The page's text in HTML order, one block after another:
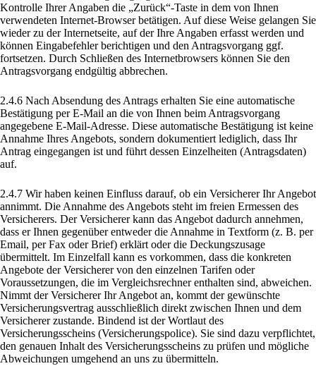
Kontrolle Ihrer Angaben die „Zurück“-Taste in dem von Ihnen
verwendeten Internet-Browser betätigen. Auf diese Weise gelangen Sie
wieder zu der Internetseite, auf der Ihre Angaben erfasst werden und
können Eingabefehler berichtigen und den Antragsvorgang ggf.
fortsetzen. Durch Schließen des Internetbrowsers können Sie den
Antragsvorgang endgültig abbrechen.
2.4.6 Nach Absendung des Antrags erhalten Sie eine automatische
Bestätigung per E-Mail an die von Ihnen beim Antragsvorgang
angegebene E-Mail-Adresse. Diese automatische Bestätigung ist keine
Annahme Ihres Angebots, sondern dokumentiert lediglich, dass Ihr
Antrag eingegangen ist und führt dessen Einzelheiten (Antragsdaten)
auf.
2.4.7 Wir haben keinen Einfluss darauf, ob ein Versicherer Ihr Angebot
annimmt. Die Annahme des Angebots steht im freien Ermessen des
Versicherers. Der Versicherer kann das Angebot dadurch annehmen,
dass er Ihnen gegenüber entweder die Annahme in Textform (z. B. per
Email, per Fax oder Brief) erklärt oder die Deckungszusage
übermittelt. Im Einzelfall kann es vorkommen, dass die konkreten
Angebote der Versicherer von den einzelnen Tarifen oder
Voraussetzungen, die im Vergleichsrechner enthalten sind, abweichen.
Nimmt der Versicherer Ihr Angebot an, kommt der gewünschte
Versicherungsvertrag ausschließlich direkt zwischen Ihnen und dem
Versicherer zustande. Bindend ist der Wortlaut des
Versicherungsscheins (Versicherungspolice). Sie sind dazu verpflichtet,
den genauen Inhalt des Versicherungsscheins zu prüfen und mögliche
Abweichungen umgehend an uns zu übermitteln.